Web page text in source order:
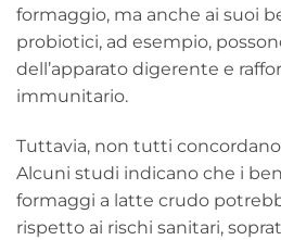
formaggio, ma anche ai suoi
probiotici, ad esempio,
dell’apparato digerente e
immunitario.
Tuttavia, non tutti
Alcuni studi indicano che i
formaggi a latte crudo
rispetto ai rischi sanitari,